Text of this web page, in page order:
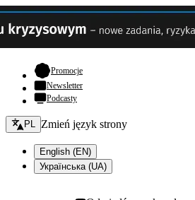
Promocje- otwiera się w nowej karcie
Newsletter
Podcasty
Zmień język - bieżący:
PL Zmień język strony
English (EN)
Українська (UA)